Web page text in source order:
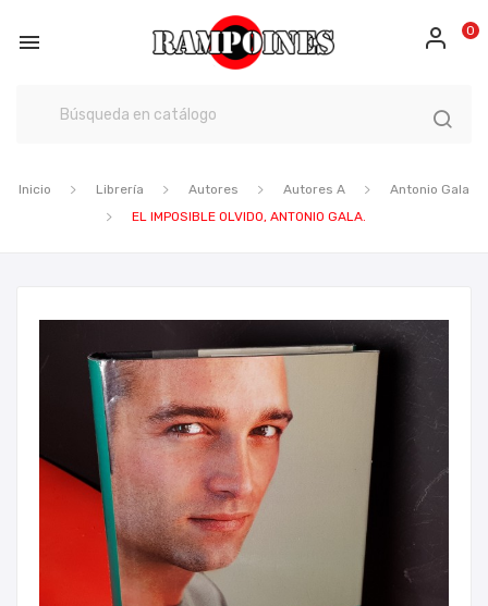
 0
Inicio Librería Autores Autores A
Antonio Gala
EL IMPOSIBLE OLVIDO, ANTONIO GALA.